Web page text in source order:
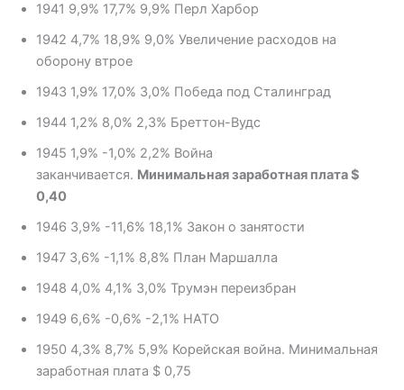
1941 9,9% 17,7% 9,9% Перл Харбор
1942 4,7% 18,9% 9,0% Увеличение расходов на
оборону втрое
1943 1,9% 17,0% 3,0% Победа под Сталинград
1944 1,2% 8,0% 2,3% Бреттон-Вудс
1945 1,9% -1,0% 2,2% Война
заканчивается. Минимальная заработная плата $
0,40
1946 3,9% -11,6% 18,1% Закон о занятости
1947 3,6% -1,1% 8,8% План Маршалла
1948 4,0% 4,1% 3,0% Трумэн переизбран
1949 6,6% -0,6% -2,1% НАТО
1950 4,3% 8,7% 5,9% Корейская война. Минимальная
заработная плата $ 0,75